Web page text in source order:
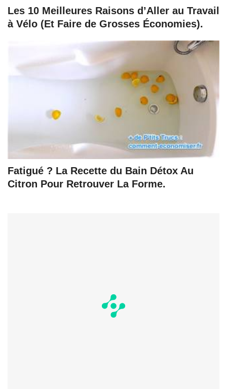
Les 10 Meilleures Raisons d’Aller au Travail
à Vélo (Et Faire de Grosses Économies).
Fatigué ? La Recette du Bain Détox Au
Citron Pour Retrouver La Forme.